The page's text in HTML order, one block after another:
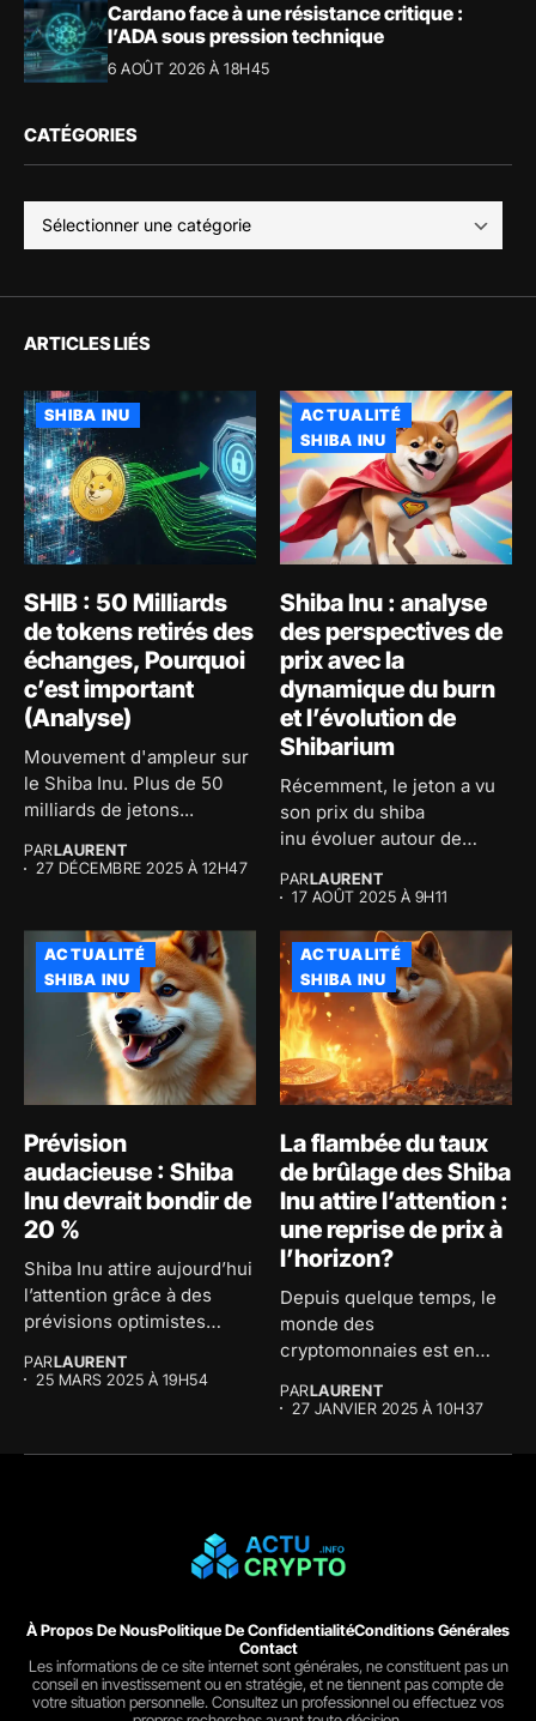
Cardano face à une résistance critique :
l’ADA sous pression technique
6 AOÛT 2026 À 18H45
CATÉGORIES
ARTICLES LIÉS
SHIBA INU
SHIB : 50 Milliards
de tokens retirés des
échanges, Pourquoi
c’est important
(Analyse)
Mouvement d'ampleur sur
le Shiba Inu. Plus de 50
milliards de jetons...
PARLAURENT
27 DÉCEMBRE 2025 À 12H47
ACTUALITÉ
SHIBA INU
Shiba Inu : analyse
des perspectives de
prix avec la
dynamique du burn
et l’évolution de
Shibarium
Récemment, le jeton a vu
son prix du shiba
inu évoluer autour de
PARLAURENT
17 AOÛT 2025 À 9H11
ACTUALITÉ
SHIBA INU
Prévision
audacieuse : Shiba
Inu devrait bondir de
20 %
Shiba Inu attire aujourd’hui
l’attention grâce à des
prévisions optimistes
PARLAURENT
25 MARS 2025 À 19H54
ACTUALITÉ
SHIBA INU
La flambée du taux
de brûlage des Shiba
Inu attire l’attention :
une reprise de prix à
l’horizon?
Depuis quelque temps, le
monde des
cryptomonnaies est en
PARLAURENT
27 JANVIER 2025 À 10H37
À Propos De NousPolitique De ConfidentialitéConditions Générales
Contact
Les informations de ce site internet sont générales, ne constituent pas un
conseil en investissement ou en stratégie, et ne tiennent pas compte de
votre situation personnelle. Consultez un professionnel ou effectuez vos